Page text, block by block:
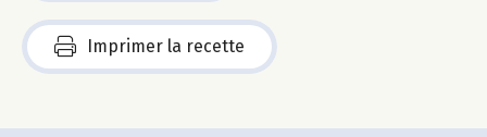
Imprimer la recette